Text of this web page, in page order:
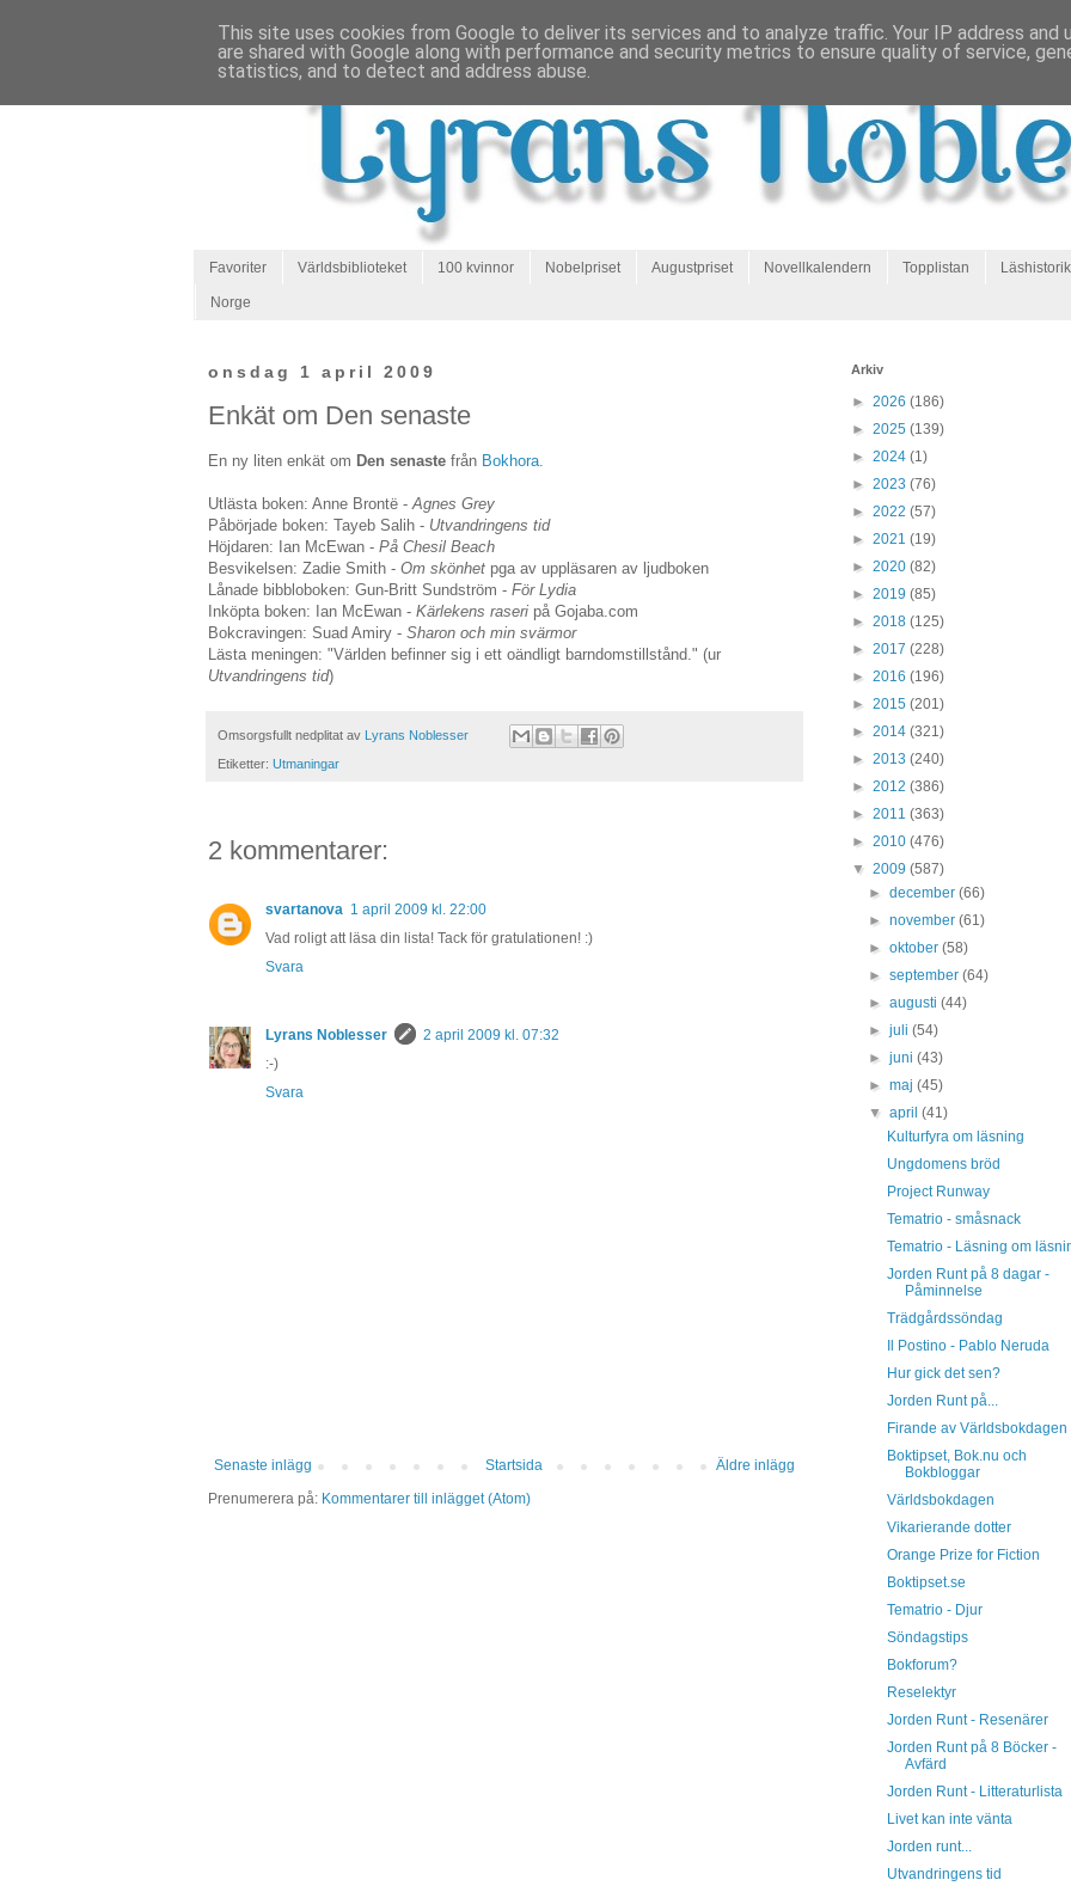
Favoriter Världsbiblioteket 100 kvinnor Nobelpriset Augustpriset Novellkalendern Topplistan Läshistorik
Norge
onsdag 1 april 2009
Enkät om Den senaste
En ny liten enkät om Den senaste från Bokhora.
Utlästa boken: Anne Brontë -Agnes Grey
Påbörjade boken: Tayeb Salih - Utvandringens tid
Höjdaren: Ian McEwan - På Chesil Beach
Besvikelsen: Zadie Smith - Om skönhet pga av uppläsaren av ljudboken
Lånade bibbloboken: Gun-Britt Sundström - För Lydia
Inköpta boken: Ian McEwan - Kärlekens raseri på Gojaba.com
Bokcravingen: Suad Amiry - Sharon och min svärmor
Lästa meningen: "Världen befinner sig i ett oändligt barndomstillstånd." (ur
Utvandringens tid)
Omsorgsfullt nedplitat av Lyrans Noblesser
Etiketter: Utmaningar
2 kommentarer:
svartanova 1 april 2009 kl. 22:00
Vad roligt att läsa din lista! Tack för gratulationen! :)
Svara
Lyrans Noblesser
2 april 2009 kl. 07:32
:-)
Svara
Senaste inlägg Äldre inlägg
Startsida
Prenumerera på: Kommentarer till inlägget (Atom)
Arkiv
► 2026 (186)
► 2025 (139)
► 2024 (1)
► 2023 (76)
► 2022 (57)
► 2021 (19)
► 2020 (82)
► 2019 (85)
► 2018 (125)
► 2017 (228)
► 2016 (196)
► 2015 (201)
► 2014 (321)
► 2013 (240)
► 2012 (386)
► 2011 (363)
► 2010 (476)
▼ 2009 (587)
►december(66)
►november(61)
►oktober(58)
►september(64)
►augusti(44)
►juli(54)
►juni(43)
►maj(45)
▼april(41)
Kulturfyra om läsning
Ungdomens bröd
Project Runway
Tematrio - småsnack
Tematrio - Läsning om
Jorden Runt på 8 dagar -
Påminnelse
Trädgårdssöndag
Il Postino - Pablo Neruda
Hur gick det sen?
Jorden Runt på...
Firande av Världsbokdagen
Boktipset, Bok.nu och
Bokbloggar
Världsbokdagen
Vikarierande dotter
Orange Prize for Fiction
Boktipset.se
Tematrio - Djur
Söndagstips
Bokforum?
Reselektyr
Jorden Runt - Resenärer
Jorden Runt på 8 Böcker -
Avfärd
Jorden Runt - Litteraturlista
Livet kan inte vänta
Jorden runt...
Utvandringens tid
This site uses cookies from Google to deliver its services and to analyze traffic. Your IP address and
are shared with Google along with performance and security metrics to ensure quality of service,
statistics, and to detect and address abuse.